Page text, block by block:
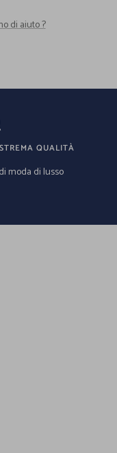
di aiuto ?
QUALITÀ
moda di lusso